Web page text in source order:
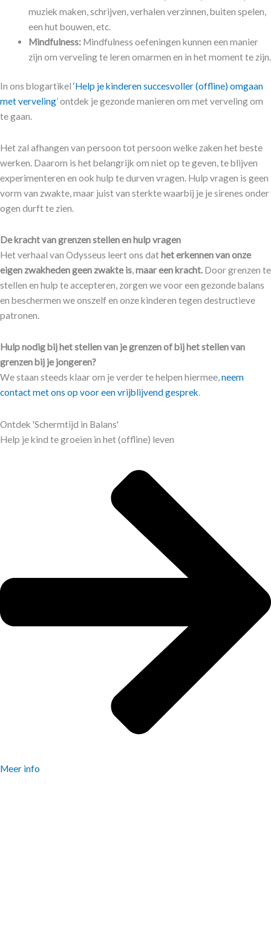
muziek maken, schrijven, verhalen verzinnen, buiten spelen,
een hut bouwen, etc.
Mindfulness:Mindfulness oefeningen kunnen een manier
zijn om verveling te leren omarmen en in het moment te zijn.
In ons blogartikel ‘Help je kinderen succesvoller (offline) omgaan
met verveling’ ontdek je gezonde manieren om met verveling om
te gaan.
Het zal afhangen van persoon tot persoon welke zaken het beste
werken. Daarom is het belangrijk om niet op te geven, te blijven
experimenteren en ook hulp te durven vragen. Hulp vragen is geen
vorm van zwakte, maar juist van sterkte waarbij je je sirenes onder
ogen durft te zien.
De kracht van grenzen stellen en hulp vragen
Het verhaal van Odysseus leert ons dat het erkennen van onze
eigen zwakheden geen zwakte is,maar een kracht. Door grenzen te
stellen en hulp te accepteren, zorgen we voor een gezonde balans
en beschermen we onszelf en onze kinderen tegen destructieve
patronen.
Hulp nodig bij het stellen van je grenzen of bij het stellen van
grenzen bij je jongeren?
We staan steeds klaar om je verder te helpen hiermee,neem
contact met ons op voor een vrijblijvend gesprek.
Ontdek 'Schermtijd in Balans'
Help je kind te groeien in het (offline) leven
Meer info